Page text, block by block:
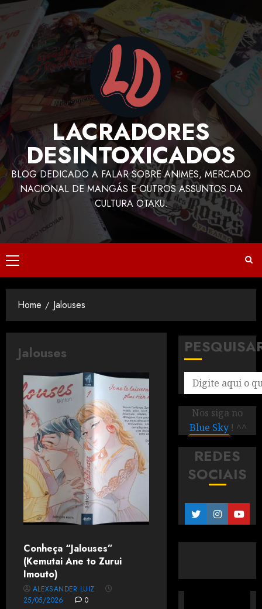
LACRADORES
DESINTOXICADOS
BLOG DEDICADO A FALAR SOBRE ANIMES, MERCADO
NACIONAL DE MANGÁS E OUTROS ASSUNTOS DA
CULTURA OTAKU.
Home Jalouses
Jalouses
Conheça “Jalouses”
(Kemutai Ane to Zurui
Imouto)
ALEXSANDER LUIZ
25/05/2026
0
Nos siga no
Blue Sky ! ^^
REDES
SOCIAIS